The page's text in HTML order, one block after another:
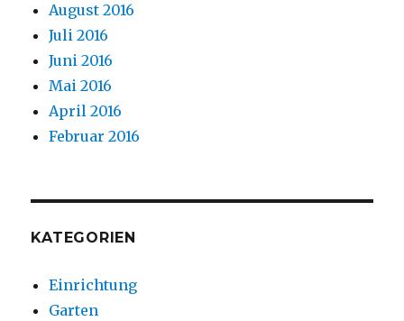
August 2016
Juli 2016
Juni 2016
Mai 2016
April 2016
Februar 2016
KATEGORIEN
Einrichtung
Garten